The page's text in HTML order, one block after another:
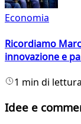
Economia
Ricordiamo
innovazione e
1 min di lettura
Idee e